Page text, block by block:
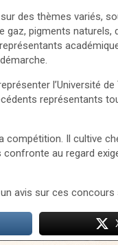
des thèmes variés,
gaz, pigments
l’Université
représentants
compétition. Il cultive
au regard
avis sur ces